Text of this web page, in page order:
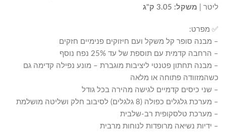
ליטר | משקל: 3.05 ק"ג
✅ מפרט:
– מבנה סופר קל משקל ועם חיזוקים פנימיים חזקים
– הרחבה קדמית עם תוספת של עד 25% נפח נוסף
– מבנה תחתון פטנטי ליציבות מוגברת – מונע נפילה קדימה גם
כשהמזוודה פתוחה או מלאה
– שני כיסים קדמיים לגישה מהירה בכל גודל
– מערכת גלגלים כפולה (8 גלגלים) לסיבוב חלק ושליטה מושלמת
– מערכת טלסקופית רב-שלבית
– ידיות נשיאה מרופדות לנוחות מרבית